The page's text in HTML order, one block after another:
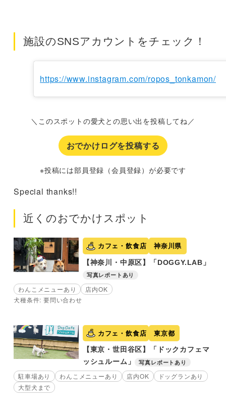
施設のSNSアカウントをチェック！
https://www.instagram.com/ropos_tonkamon/
＼このスポットの愛犬との思い出を投稿してね／
おでかけログを投稿する
※投稿には部員登録（会員登録）が必要です
Special thanks!!
近くのおでかけスポット
カフェ・飲食店 神奈川県
【神奈川・中原区】「DOGGY.LAB」
写真レポートあり
わんこメニューあり
店内OK
犬種条件: 要問い合わせ
カフェ・飲食店 東京都
【東京・世田谷区】「ドックカフェマ
ッシュルーム」
写真レポートあり
駐車場あり わんこメニューあり 店内OK
ドッグランあり
大型犬まで